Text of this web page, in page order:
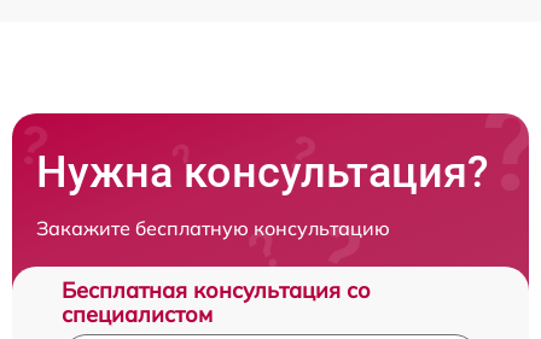
Нужна консультация?
Закажите бесплатную консультацию
Бесплатная консультация со
специалистом